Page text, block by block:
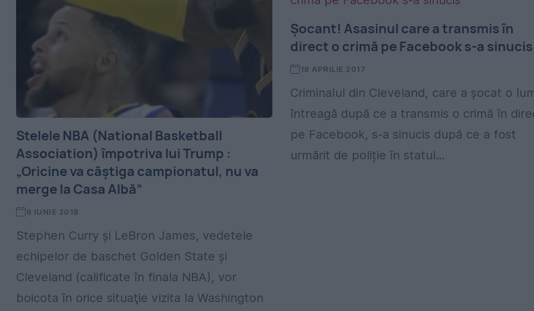
Stelele NBA (National Basketball
Association) împotriva lui Trump :
„Oricine va câştiga campionatul, nu va
merge la Casa Albă”
6 IUNIE 2018
Stephen Curry şi LeBron James, vedetele
echipelor de baschet Golden State şi
Cleveland (calificate în finala NBA), vor
boicota în orice situaţie vizita la Washington
Șocant! Asasinul care a transmis în
direct o crimă pe Facebook s-a sinucis
18 APRILIE 2017
Criminalul din Cleveland, care a șocat o
întreagă după ce a transmis o crimă în
pe Facebook, s-a sinucis după ce a fost
urmărit de poliție în statul...